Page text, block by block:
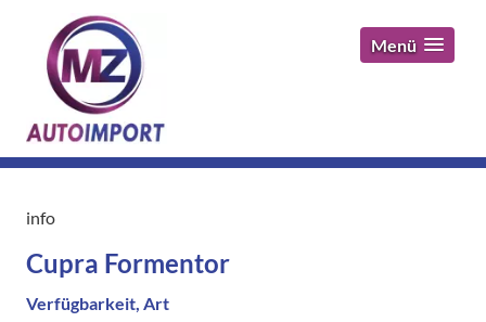
Menü
info
Cupra Formentor
Verfügbarkeit, Art